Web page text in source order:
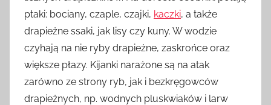
ptaki: bociany, czaple, czajki, kaczki, a także
drapieżne ssaki, jak lisy czy kuny. W wodzie
czyhają na nie ryby drapieżne, zaskrońce oraz
większe płazy. Kijanki narażone są na atak
zarówno ze strony ryb, jak i bezkręgowców
drapieżnych, np. wodnych pluskwiaków i larw